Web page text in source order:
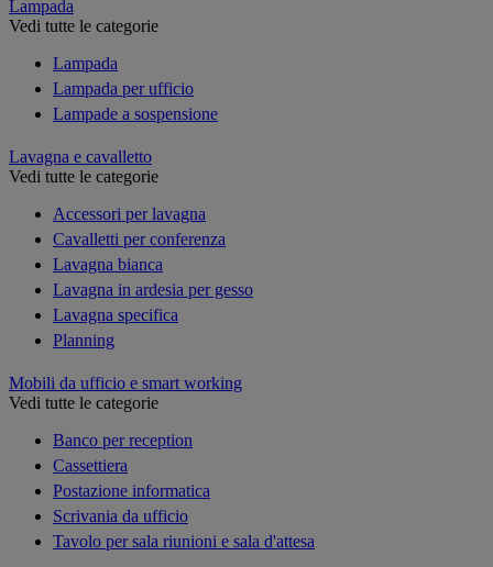
Lampada
Vedi tutte le categorie
Lampada
Lampada per ufficio
Lampade a sospensione
Lavagna e cavalletto
Vedi tutte le categorie
Accessori per lavagna
Cavalletti per conferenza
Lavagna bianca
Lavagna in ardesia per gesso
Lavagna specifica
Planning
Mobili da ufficio e smart working
Vedi tutte le categorie
Banco per reception
Cassettiera
Postazione informatica
Scrivania da ufficio
Tavolo per sala riunioni e sala d'attesa